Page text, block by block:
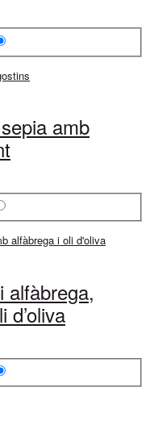
amb
alfàbrega,
d’oliva